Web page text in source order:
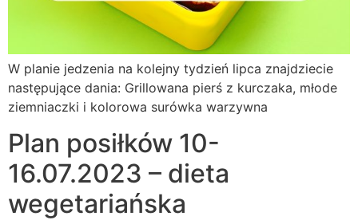
W planie jedzenia na kolejny tydzień lipca znajdziecie
następujące dania: Grillowana pierś z kurczaka, młode
ziemniaczki i kolorowa surówka warzywna
Plan posiłków 10-
16.07.2023 – dieta
wegetariańska